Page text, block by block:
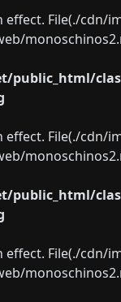
effect. File(./
public_html/
effect. File(./
public_html/
effect. File(./